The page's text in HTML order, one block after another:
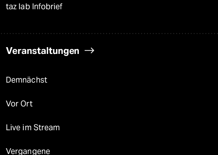
taz lab Infobrief
Veranstaltungen
Demnächst
Vor Ort
Live im Stream
Vergangene